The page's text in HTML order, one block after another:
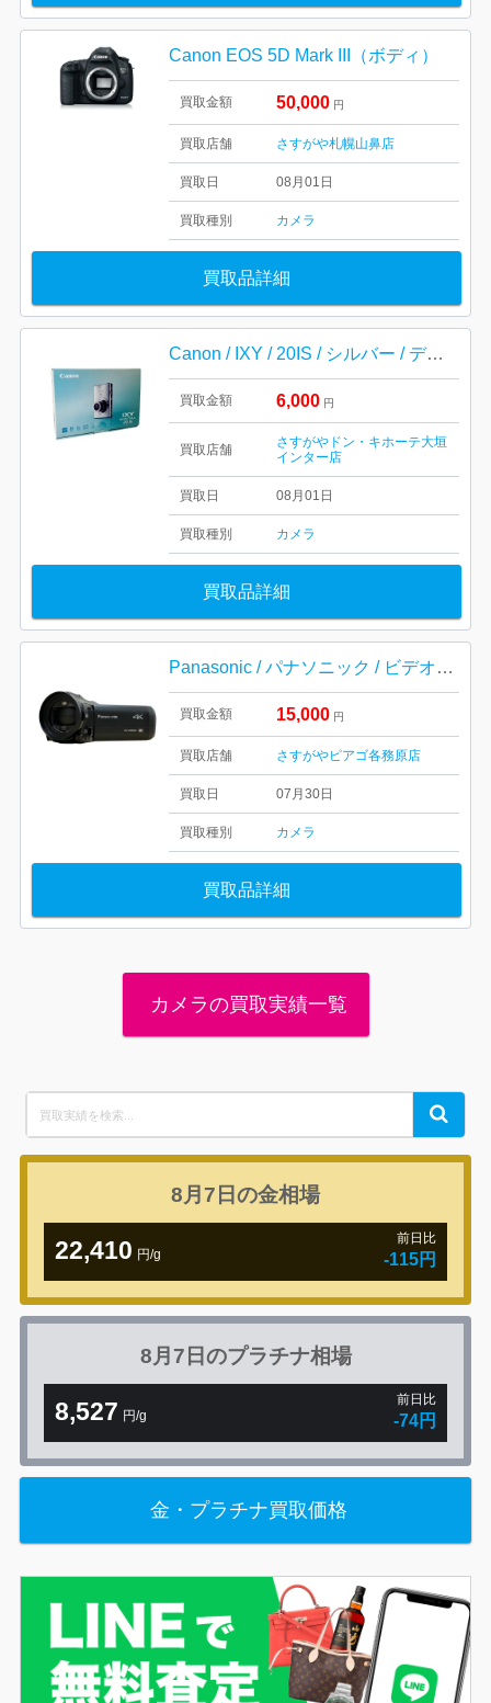
Canon EOS 5D Mark III（ボディ）
買取金額 50,000 円
買取店舗 さすがや札幌山鼻店
買取日 08月01日
買取種別 カメラ
買取品詳細
Canon / IXY / 20IS / シルバー / デジカメ / キャノン / コンパクトカメラ
買取金額 6,000 円
買取店舗
さすがやドン・キホーテ大垣
インター店
買取日 08月01日
買取種別 カメラ
買取品詳細
Panasonic / パナソニック / ビデオカメラ / デジタルカメラ / カメラ / HC-VX985M
買取金額 15,000 円
買取店舗 さすがやピアゴ各務原店
買取日 07月30日
買取種別 カメラ
買取品詳細
カメラの買取実績一覧
for:
Search
8月7日の金相場
22,410 円/g
前日比
-115円
8月7日のプラチナ相場
8,527 円/g
前日比
-74円
金・プラチナ買取価格